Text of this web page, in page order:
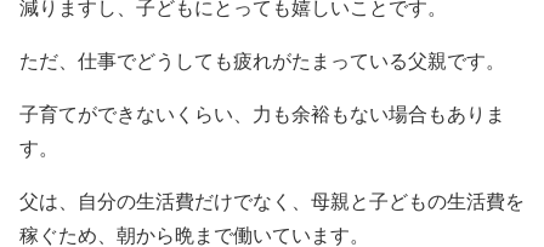
減りますし、子どもにとっても嬉しいことです。
ただ、仕事でどうしても疲れがたまっている父親です。
子育てができないくらい、力も余裕もない場合もありま
す。
父は、自分の生活費だけでなく、母親と子どもの生活費を
稼ぐため、朝から晩まで働いています。